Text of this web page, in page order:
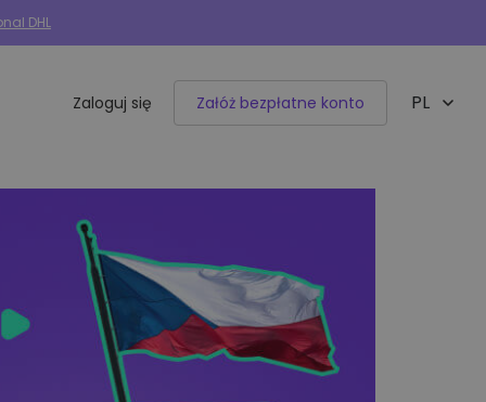
DHL
Integracje e-commerce
50+ dostępnych integracji
Woocommerce Shoper
Zaloguj się Załóż bezpłatne konto PL